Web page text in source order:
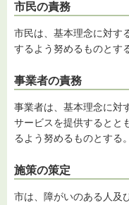
市民の責務
市民は、基本理念に対す
するよう努めるものとす
事業者の責務
事業者は、基本理念に対
サービスを提供するとと
るよう努めるものとする。
施策の策定
市は、障がいのある人及